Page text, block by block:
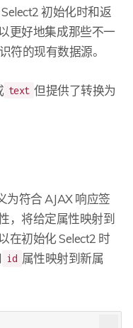
初始化时和返
更好地集成那些不一
符的现有数据源。
text 但提供了转换为
为符合 AJAX 响应签
，将给定属性映射到
在初始化 Select2 时
id 属性映射到新属